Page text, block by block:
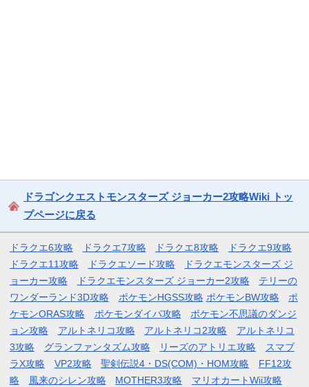
ドラゴンクエストモンスターズ ジョーカー2攻略Wiki トッ
プページに戻る
ドラクエ6攻略 ドラクエ7攻略 ドラクエ8攻略
ドラクエ9攻略
ドラクエ11攻略
ドラクエソード攻略
ドラクエモンスターズ ジ
ョーカー攻略
ドラクエモンスターズ ジョーカー2攻略
テリーの
ワンダーランド3D攻略
ポケモンHGSS攻略 ポケモンBW攻略
ポ
ケモンORAS攻略
ポケモンダイパ攻略
ポケモン不思議のダンジ
ョン攻略
アルトネリコ攻略 アルトネリコ2攻略
アルトネリコ
3攻略
グランファンタズム攻略 リーズのアトリエ攻略
スマブ
ラX攻略
VP2攻略 聖剣伝説4・DS(COM)・HOM攻略
FF12攻
略
風来のシレン攻略 MOTHER3攻略 マリオカートWii攻略